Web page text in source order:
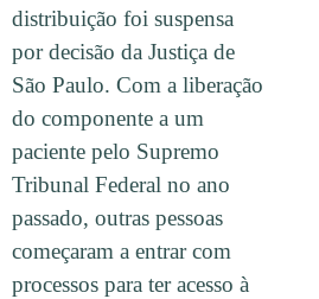
distribuição foi suspensa
por decisão da Justiça de
São Paulo. Com a liberação
do componente a um
paciente pelo Supremo
Tribunal Federal no ano
passado, outras pessoas
começaram a entrar com
processos para ter acesso à